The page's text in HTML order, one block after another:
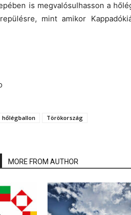
is megvalósulhasson a
mint amikor
hőlégballon Törökország
MORE FROM AUTHOR